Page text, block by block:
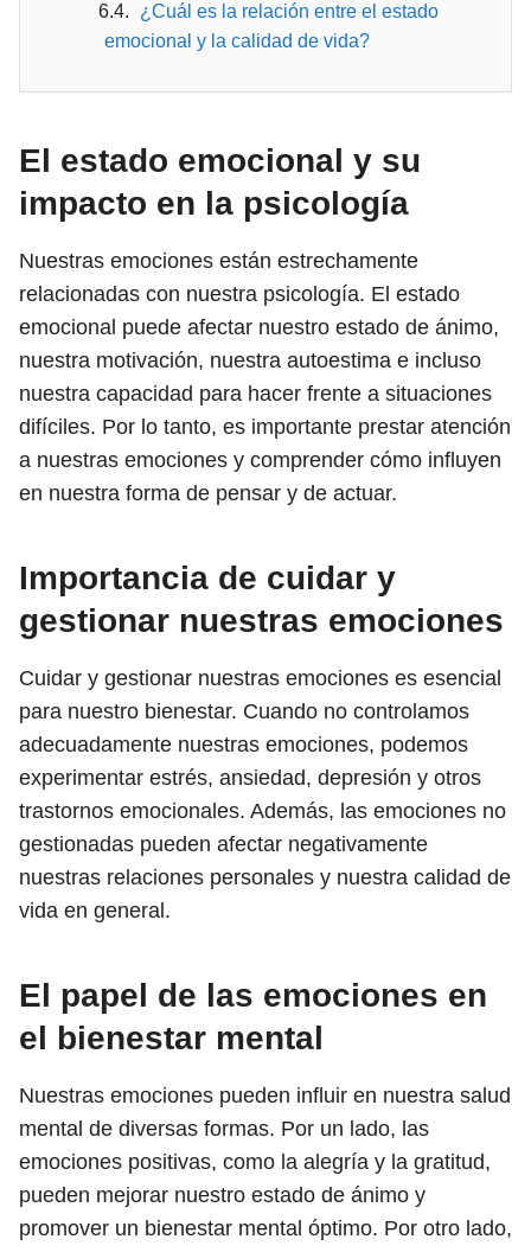
¿Cuál es la relación entre el estado
emocional y la calidad de vida?
El estado emocional y su
impacto en la psicología
Nuestras emociones están estrechamente
relacionadas con nuestra psicología. El estado
emocional puede afectar nuestro estado de ánimo,
nuestra motivación, nuestra autoestima e incluso
nuestra capacidad para hacer frente a situaciones
difíciles. Por lo tanto, es importante prestar atención
a nuestras emociones y comprender cómo influyen
en nuestra forma de pensar y de actuar.
Importancia de cuidar y
gestionar nuestras emociones
Cuidar y gestionar nuestras emociones es esencial
para nuestro bienestar. Cuando no controlamos
adecuadamente nuestras emociones, podemos
experimentar estrés, ansiedad, depresión y otros
trastornos emocionales. Además, las emociones no
gestionadas pueden afectar negativamente
nuestras relaciones personales y nuestra calidad de
vida en general.
El papel de las emociones en
el bienestar mental
Nuestras emociones pueden influir en nuestra salud
mental de diversas formas. Por un lado, las
emociones positivas, como la alegría y la gratitud,
pueden mejorar nuestro estado de ánimo y
promover un bienestar mental óptimo. Por otro lado,